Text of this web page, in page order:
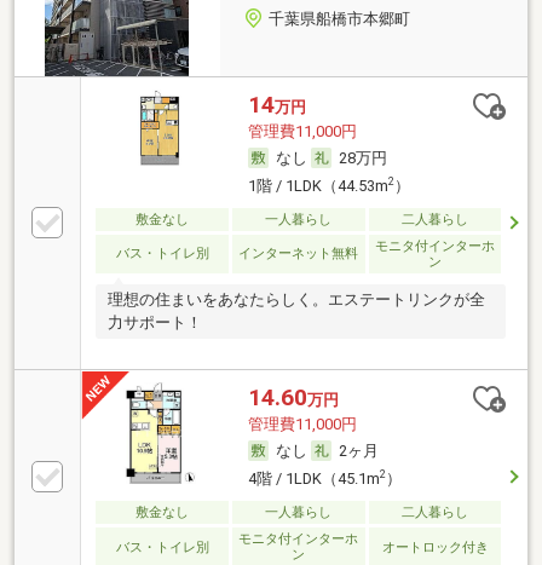
千葉県船橋市本郷町
14万円
管理費11,000円
なし
28万円
1階 / 1LDK（44.53m2）
敷金なし 一人暮らし 二人暮らし
バス・トイレ別 インターネット無料
モニタ付インターホ
ン
理想の住まいをあなたらしく。エステートリンクが全
力サポート！
14.60万円
管理費11,000円
なし
2ヶ月
4階 / 1LDK（45.1m2）
敷金なし 一人暮らし 二人暮らし
バス・トイレ別
モニタ付インターホ
ン
オートロック付き